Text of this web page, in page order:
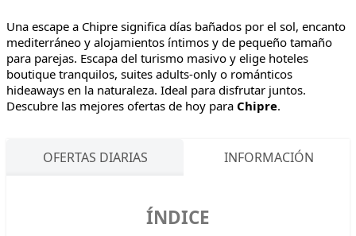
Una escape a Chipre significa días bañados por el sol, encanto
mediterráneo y alojamientos íntimos y de pequeño tamaño
para parejas. Escapa del turismo masivo y elige hoteles
boutique tranquilos, suites adults-only o románticos
hideaways en la naturaleza. Ideal para disfrutar juntos.
Descubre las mejores ofertas de hoy para Chipre.
OFERTAS DIARIAS INFORMACIÓN
ÍNDICE